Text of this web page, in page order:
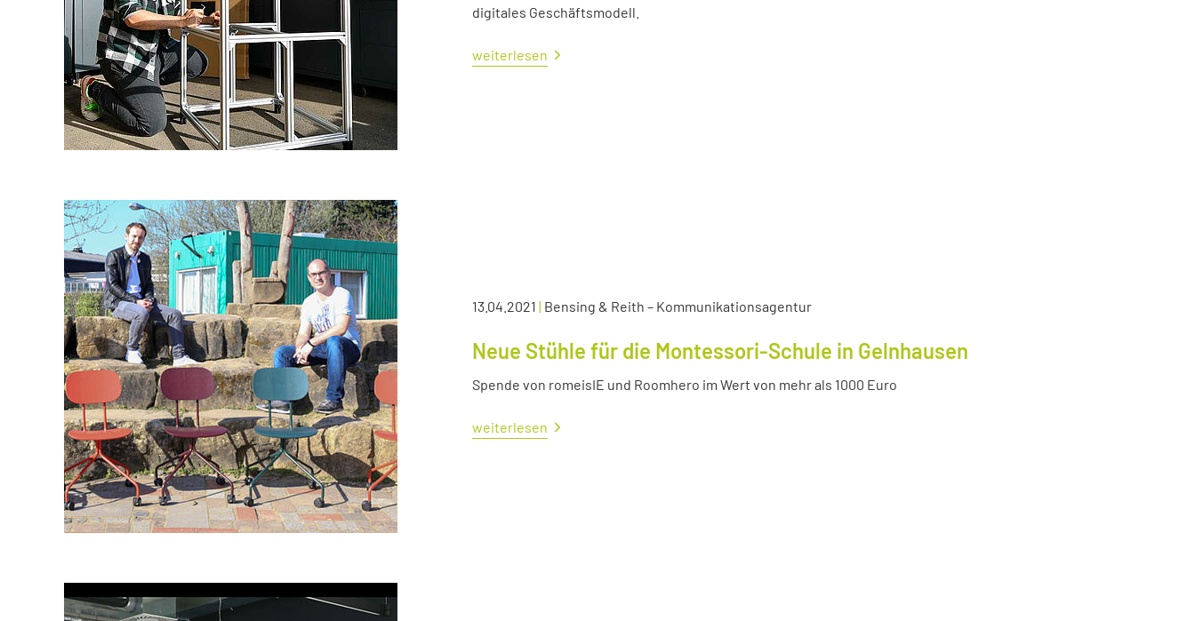
digitales Geschäftsmodell.
weiterlesen
13.04.2021 | Bensing & Reith – Kommunikationsagentur
Neue Stühle für die Montessori-Schule in Gelnhausen
Spende von romeisIE und Roomhero im Wert von mehr als 1000 Euro
weiterlesen